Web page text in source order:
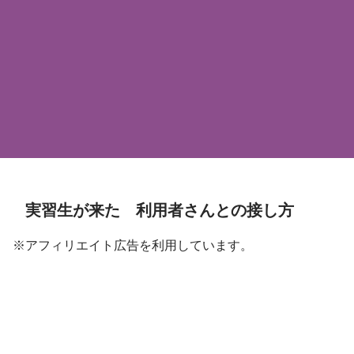
実習生が来た 利用者さんとの接し方
※アフィリエイト広告を利用しています。